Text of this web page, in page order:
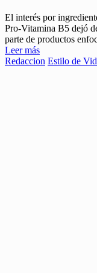
El interés por
Pro-Vitamina B5 dejó
parte de productos
Leer más
Redaccion Estilo de